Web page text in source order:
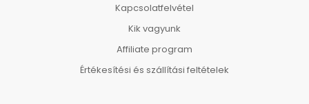
Kapcsolatfelvétel
Kik vagyunk
Affiliate program
Értékesítési és szállítási feltételek